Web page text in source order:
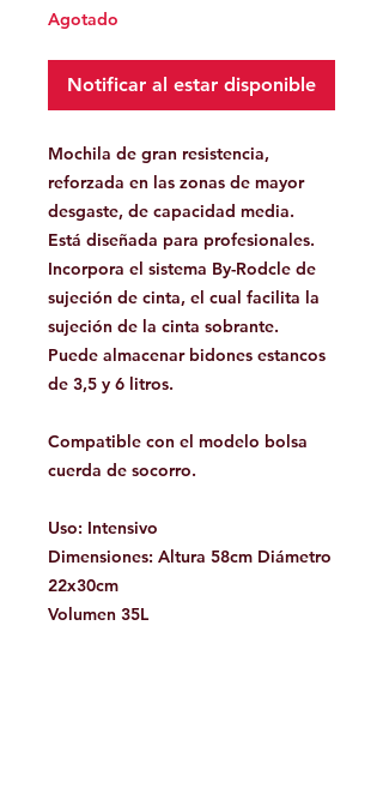
Agotado
Notificar al estar disponible
Mochila de gran resistencia,
reforzada en las zonas de mayor
desgaste, de capacidad media.
Está diseñada para profesionales.
Incorpora el sistema By-Rodcle de
sujeción de cinta, el cual facilita la
sujeción de la cinta sobrante.
Puede almacenar bidones estancos
de 3,5 y 6 litros.
Compatible con el modelo bolsa
cuerda de socorro.
Uso: Intensivo
Dimensiones: Altura 58cm Diámetro
22x30cm
Volumen 35L